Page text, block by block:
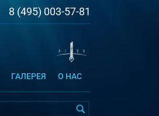
8 (495) 003-57-81
ГАЛЕРЕЯ О НАС